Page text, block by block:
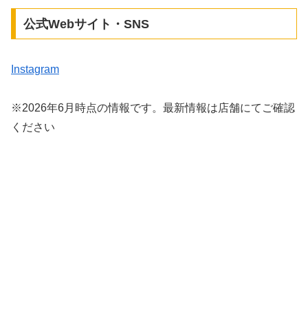
公式Webサイト・SNS
Instagram
※2026年6月時点の情報です。最新情報は店舗にてご確認
ください